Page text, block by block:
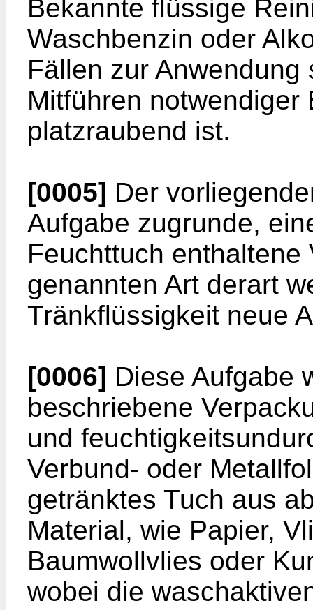
Bekannte flüssige
Waschbenzin oder
Fällen zur
Mitführen
platzraubend ist.
[0005] Der
Aufgabe zugrunde,
Feuchttuch
genannten Art derart
Tränkflüssigkeit neue
[0006] Diese Aufgabe
beschriebene
und
Verbund- oder
getränktes Tuch aus
Material, wie Papier,
Baumwollvlies oder
wobei die